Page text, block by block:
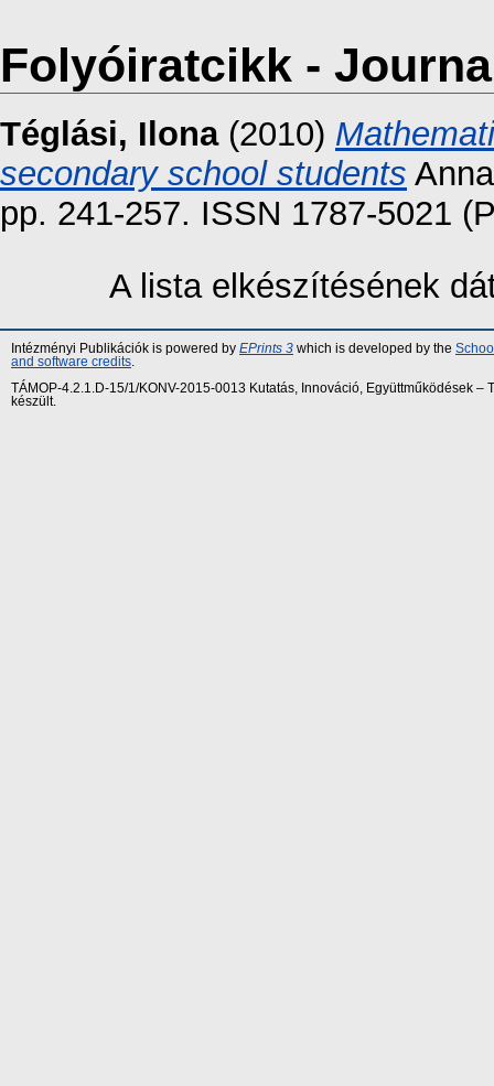
Folyóiratcikk -
Téglási, Ilona(2010)
secondary school students
pp. 241-257. ISSN 1787-5021
A lista elkészítésének
Intézményi Publikációk is powered by EPrints 3 which is developed by the
and software credits
TÁMOP-4.2.1.D-15/1/KONV-2015-0013 Kutatás, Innováció, Együttműködések
készült.